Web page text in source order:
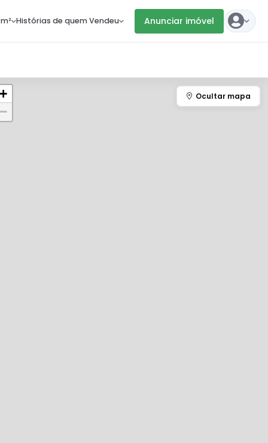
Histórias de quem Vendeu Anunciar imóvel
+
−